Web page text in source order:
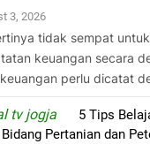
3, 2026
tidak sempat
keuangan secara
perlu dicatat
tv jogja
5 Tips
Bidang Pertanian dan